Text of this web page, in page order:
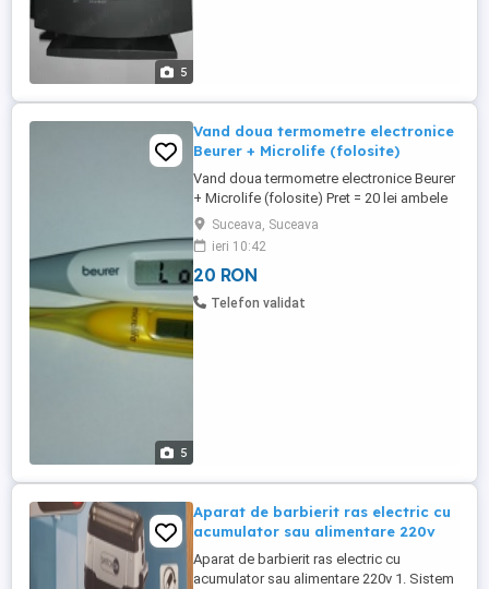
5
5
Vand doua termometre electronice
Beurer + Microlife (folosite)
Vand doua termometre electronice Beurer
+ Microlife (folosite) Pret = 20 lei ambele
1. Beurer FT 15 Termometru electronic
Beurer Cu termometrul electronic, FT15, cu
tehnologie de măsurare prin contact,
puteți măsura temperatura precis și foarte
ușor. Termometrul emite un semnal sonor
Suceava, Suceava
ieri 10:42
20 RON
Telefon validat
Aparat de barbierit ras electric cu
acumulator sau alimentare 220v
Aparat de barbierit ras electric cu
acumulator sau alimentare 220v 1. Sistem